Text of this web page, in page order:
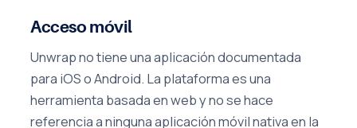
Acceso móvil
Unwrap no tiene una aplicación documentada
para iOS o Android. La plataforma es una
herramienta basada en web y no se hace
referencia a ninguna aplicación móvil nativa en la